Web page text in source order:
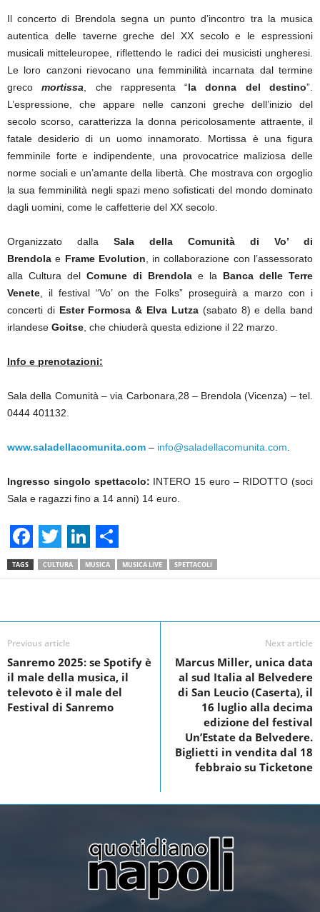
Il concerto di Brendola segna un punto d’incontro tra la musica
autentica delle taverne greche del XX secolo e le espressioni
musicali mitteleuropee, riflettendo le radici dei musicisti ungheresi.
Le loro canzoni rievocano una femminilità incarnata dal termine
grecomortissa , che rappresenta “la donna del destino”.
L’espressione, che appare nelle canzoni greche dell’inizio del
secolo scorso, caratterizza la donna pericolosamente attraente, il
fatale desiderio di un uomo innamorato. Mortissa è una figura
femminile forte e indipendente, una provocatrice maliziosa delle
norme sociali e un’amante della libertà. Che mostrava con orgoglio
la sua femminilità negli spazi meno sofisticati del mondo dominato
dagli uomini, come le caffetterie del XX secolo.
Organizzato dalla Sala della Comunità di Vo’ di
Brendola e Frame Evolution , in collaborazione con l’assessorato
alla Cultura del Comune di Brendola e la Banca delle Terre
Venete , il festival “Vo’ on the Folks” proseguirà a marzo con i
concerti di Ester Formosa & Elva Lutza(sabato 8) e della band
irlandese Goitse , che chiuderà questa edizione il 22 marzo.
Info e prenotazioni:
Sala della Comunità – via Carbonara,28 – Brendola (Vicenza) – tel.
0444 401132.
www.saladellacomunita.com – info@saladellacomunita.com
Ingresso singolo spettacolo: INTERO 15 euro – RIDOTTO (soci
Sala e ragazzi fino a 14 anni) 14 euro.
F
a
e
b
o
o
k
T
w
t
t
e
r
L
i
k
e
d
I
n
S
h
r
TAGS CULTURA MUSICA MUSICA LIVE SPETTACOLI
Previous article
Sanremo 2025: se Spotify è
il male della musica, il
televoto è il male del
Festival di Sanremo
Next article
Marcus Miller, unica data
al sud Italia al Belvedere
di San Leucio (Caserta), il
16 luglio alla decima
edizione del festival
Un’Estate da Belvedere.
Biglietti in vendita dal 18
febbraio su Ticketone